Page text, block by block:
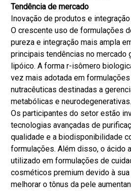
Tendência de mercado
Inovação de produtos e
O crescente uso de formulações
pureza e integração mais ampla
principais tendências no mercado
lipóico. A forma r-isômero
vez mais adotada em
nutracêuticas destinadas a
metabólicas e neurodegenerativas.
Os participantes do setor estão
tecnologias avançadas de
qualidade e a biodisponibilidade
formulações. Além disso, o ácido
utilizado em formulações de
cosméticos premium devido à
melhorar o tônus ​​da pele